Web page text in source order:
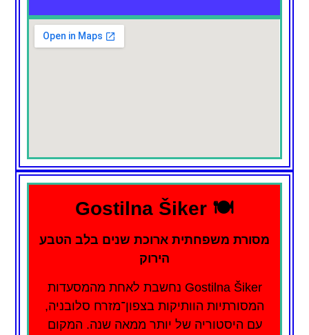
🍽️ Gostilna Šiker
מסורת משפחתית ארוכת שנים בלב הטבע
הירוק
Gostilna Šiker נחשבת לאחת מהמסעדות
המסורתיות הוותיקות בצפון־מזרח סלובניה,
עם היסטוריה של יותר ממאה שנה. המקום